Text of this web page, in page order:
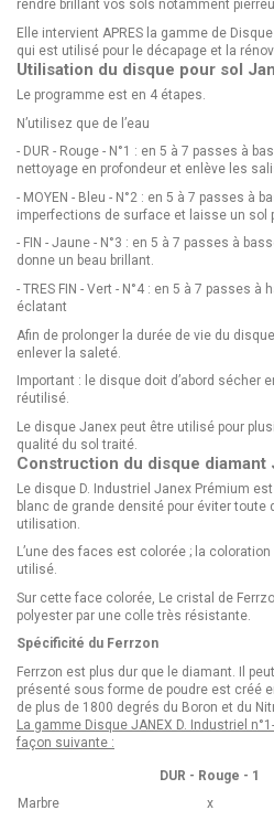
rendre brillant vos sols notamment
Elle intervient APRES la gamme de
qui est utilisé pour le décapage et la
Utilisation du disque pour sol
Le programme est en 4 étapes.
N’utilisez que de l’eau
- DUR - Rouge - N°1 : en 5 à 7 passes à
nettoyage en profondeur et enlève les
- MOYEN - Bleu - N°2 : en 5 à 7 passes à
imperfections de surface et laisse un sol
- FIN - Jaune - N°3 : en 5 à 7 passes à
donne un beau brillant.
- TRES FIN - Vert - N°4 : en 5 à 7 passes
éclatant
Afin de prolonger la durée de vie du
enlever la saleté.
Important : le disque doit d’abord sécher
réutilisé.
Le disque Janex peut être utilisé pour
qualité du sol traité.
Construction du disque diamant
Le disque D. Industriel Janex Prémium
blanc de grande densité pour éviter toute
utilisation.
L’une des faces est colorée ; la
utilisé.
Sur cette face colorée, Le cristal de
polyester par une colle très résistante.
Spécificité du Ferrzon
Ferrzon est plus dur que le diamant. Il
présenté sous forme de poudre est créé
de plus de 1800 degrés du Boron et du
La gamme Disque JANEX D. Industriel
façon suivante :
DUR - Rouge - 1
Marbre
x